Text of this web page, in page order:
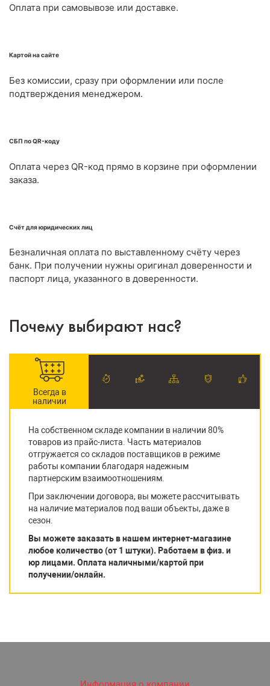
Оплата при самовывозе или доставке.
Картой на сайте
Без комиссии, сразу при оформлении или после
подтверждения менеджером.
СБП по QR-коду
Оплата через QR-код прямо в корзине при оформлении
заказа.
Счёт для юридических лиц
Безналичная оплата по выставленному счёту через
банк. При получении нужны оригинал доверенности и
паспорт лица, указанного в доверенности.
Почему выбирают нас?
Всегда в
наличии
На собственном складе компании в наличии 80%
товаров из прайс-листа. Часть материалов
отгружается со складов поставщиков в режиме
работы компании благодаря надежным
партнерским взаимоотношениям.
При заключении договора, вы можете рассчитывать
на наличие материалов под ваши объекты, даже в
сезон.
Вы можете заказать в нашем интернет-магазине
любое количество (от 1 штуки). Работаем в физ. и
юр лицами. Оплата наличными/картой при
получении/онлайн.